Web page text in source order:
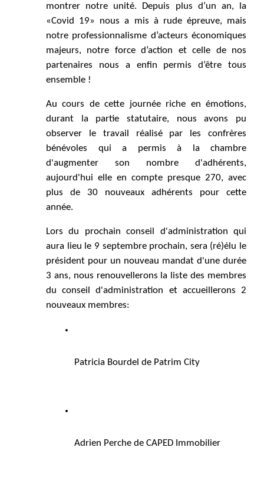
montrer notre unité. Depuis plus d’un an, la
«Covid 19» nous a mis à rude épreuve, mais
notre professionnalisme d’acteurs économiques
majeurs, notre force d’action et celle de nos
partenaires nous a enfin permis d’être tous
ensemble !
Au cours de cette journée riche en émotions,
durant la partie statutaire, nous avons pu
observer le travail réalisé par les confrères
bénévoles qui a permis à la chambre
d'augmenter son nombre d'adhérents,
aujourd'hui elle en compte presque 270, avec
plus de 30 nouveaux adhérents pour cette
année.
Lors du prochain conseil d'administration qui
aura lieu le 9 septembre prochain, sera (ré)élu le
président pour un nouveau mandat d'une durée
3 ans, nous renouvellerons la liste des membres
du conseil d'administration et accueillerons 2
nouveaux membres:
Patricia Bourdel de Patrim City
Adrien Perche de CAPED Immobilier